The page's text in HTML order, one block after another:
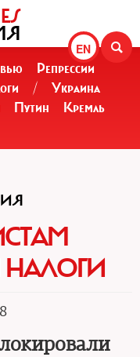
EN
Репрессии
/
Украина
Путин
Кремль
НАЛОГИ